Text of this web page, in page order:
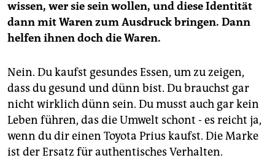
wissen, wer sie sein wollen, und diese Identität
dann mit Waren zum Ausdruck bringen. Dann
helfen ihnen doch die Waren.
Nein. Du kaufst gesundes Essen, um zu zeigen,
dass du gesund und dünn bist. Du brauchst gar
nicht wirklich dünn sein. Du musst auch gar kein
Leben führen, das die Umwelt schont - es reicht ja,
wenn du dir einen Toyota Prius kaufst. Die Marke
ist der Ersatz für authentisches Verhalten.